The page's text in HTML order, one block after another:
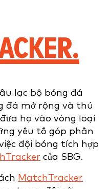
lạc bộ bóng đá
đá mở rộng và thú
họ vào vòng loại
yếu tố góp phần
đội bóng tích hợp
của SBG.
MatchTracker